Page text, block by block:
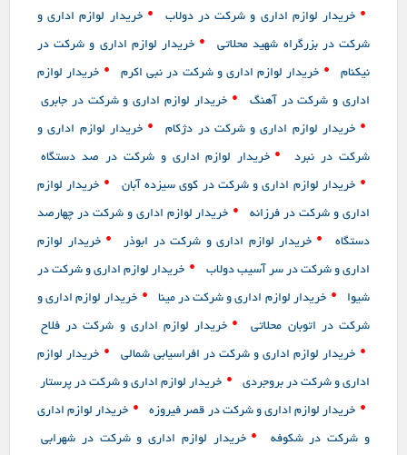
• خریدار لوازم اداری و شرکت در دولاب • خریدار لوازم اداری و
شرکت در بزرگراه شهید محلاتی • خریدار لوازم اداری و شرکت در
نیکنام • خریدار لوازم اداری و شرکت در نبی اکرم • خریدار لوازم
اداری و شرکت در آهنگ • خریدار لوازم اداری و شرکت در جابری
• خریدار لوازم اداری و شرکت در دژکام • خریدار لوازم اداری و
شرکت در نبرد • خریدار لوازم اداری و شرکت در صد دستگاه
• خریدار لوازم اداری و شرکت در کوی سیزده آبان • خریدار لوازم
اداری و شرکت در فرزانه • خریدار لوازم اداری و شرکت در چهارصد
دستگاه • خریدار لوازم اداری و شرکت در ابوذر • خریدار لوازم
اداری و شرکت در سر آسیب دولاب • خریدار لوازم اداری و شرکت در
شیوا • خریدار لوازم اداری و شرکت در مینا • خریدار لوازم اداری و
شرکت در اتوبان محلاتی • خریدار لوازم اداری و شرکت در فلاح
• خریدار لوازم اداری و شرکت در افراسیابی شمالی • خریدار لوازم
اداری و شرکت در بروجردی • خریدار لوازم اداری و شرکت در پرستار
• خریدار لوازم اداری و شرکت در قصر فیروزه • خریدار لوازم اداری
و شرکت در شکوفه • خریدار لوازم اداری و شرکت در شهرابی